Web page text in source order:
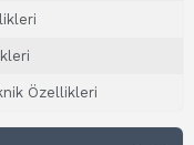
Özellikleri